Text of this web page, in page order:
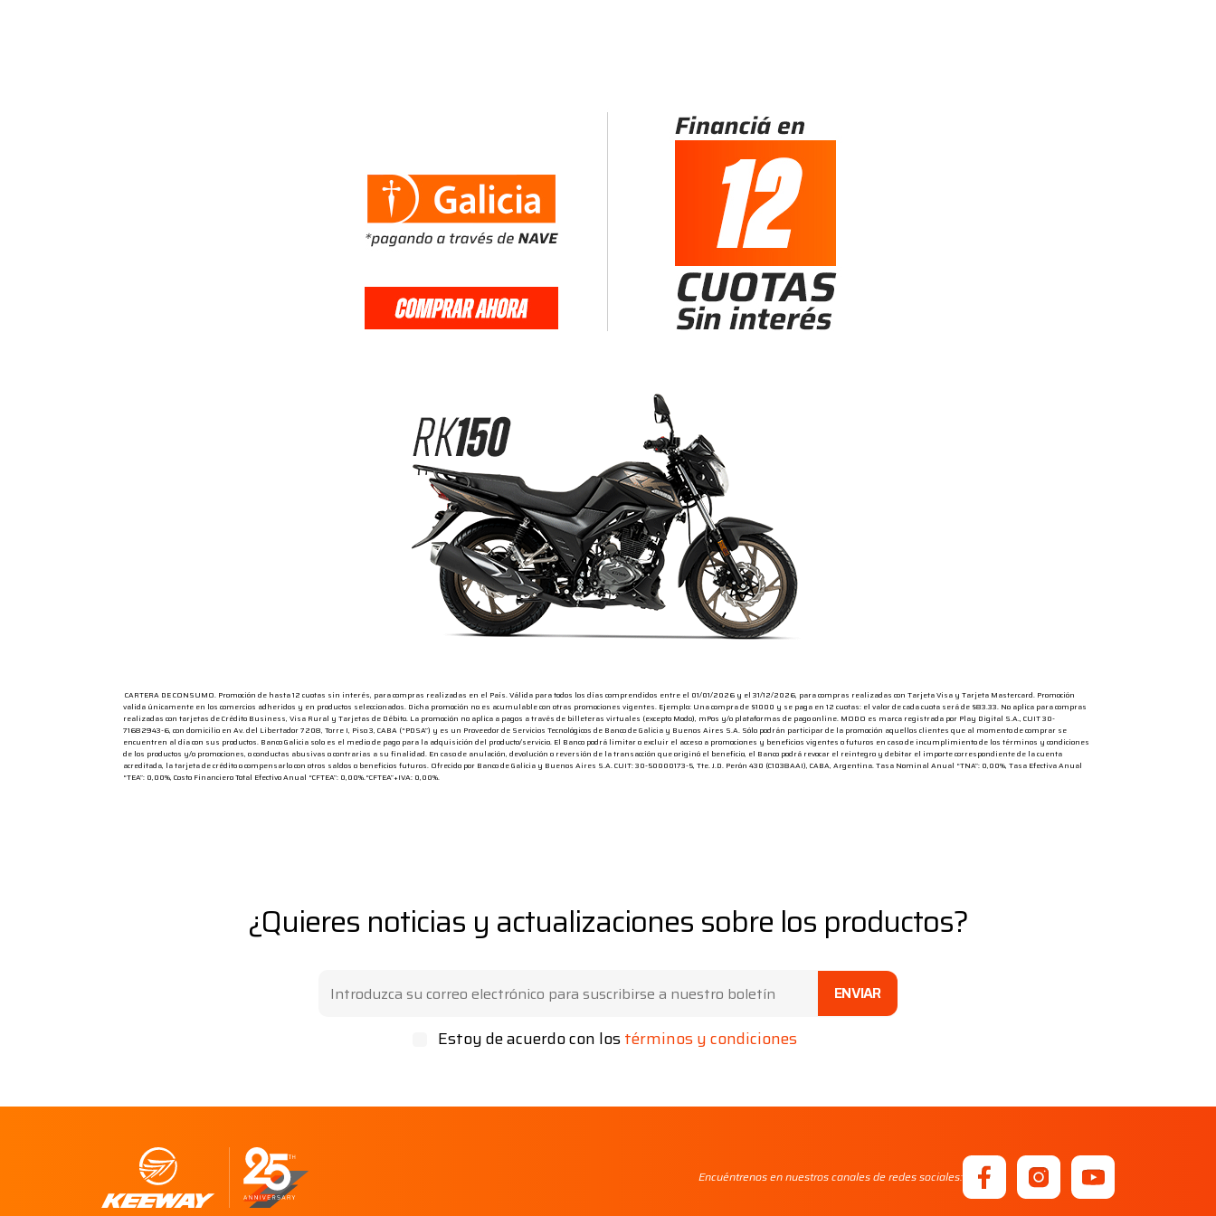
CARTERA DE CONSUMO. Promoción de hasta 12 cuotas sin interés, para compras realizadas en el País. Válida para todos los días comprendidos entre el 01/01/2026 y el 31/12/2026, para compras realizadas con Tarjeta Visa y Tarjeta Mastercard. Promoción
valida únicamente en los comercios adheridos y en productos seleccionados. Dicha promoción no es acumulable con otras promociones vigentes. Ejemplo: Una compra de $1000 y se paga en 12 cuotas: el valor de cada cuota será de $83.33. No aplica para compras
realizadas con tarjetas de Crédito Business, Visa Rural y Tarjetas de Débito. La promoción no aplica a pagos a través de billeteras virtuales (excepto Modo), mPos y/o plataformas de pago online. MODO es marca registrada por Play Digital S.A., CUIT 30-
71682943-6, con domicilio en Av. del Libertador 7208, Torre I, Piso 3, CABA (“PDSA”) y es un Proveedor de Servicios Tecnológicos de Banco de Galicia y Buenos Aires S.A. Sólo podrán participar de la promoción aquellos clientes que al momento de comprar se
encuentren al día con sus productos. Banco Galicia solo es el medio de pago para la adquisición del producto/servicio. El Banco podrá limitar o excluir el acceso a promociones y beneficios vigentes o futuros en caso de incumplimiento de los términos y condiciones
de los productos y/o promociones, o conductas abusivas o contrarias a su finalidad. En caso de anulación, devolución o reversión de la transacción que originó el beneficio, el Banco podrá revocar el reintegro y debitar el importe correspondiente de la cuenta
acreditada, la tarjeta de crédito o compensarlo con otros saldos o beneficios futuros. Ofrecido por Banco de Galicia y Buenos Aires S.A. CUIT: 30-50000173-5, Tte. J.D. Perón 430 (C1038AAI), CABA, Argentina. Tasa Nominal Anual “TNA”: 0,00%, Tasa Efectiva Anual
“TEA”: 0,00%, Costo Financiero Total Efectivo Anual “CFTEA”: 0,00%.“CFTEA”+IVA: 0,00%.
¿Quieres noticias y actualizaciones sobre los productos?
ENVIAR
Estoy de acuerdo con lostérminos y condiciones
Encuéntrenos en nuestros canales de redes sociales: